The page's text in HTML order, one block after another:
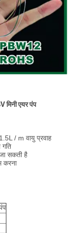
मिनी एयर पंप
/ m वायु प्रवाह
सकती है
करना